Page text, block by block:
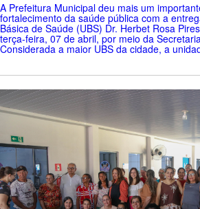
A Prefeitura Municipal deu mais um
fortalecimento da saúde pública com a
Básica de Saúde (UBS) Dr. Herbet Rosa
terça-feira, 07 de abril, por meio da
Considerada a maior UBS da cidade, a